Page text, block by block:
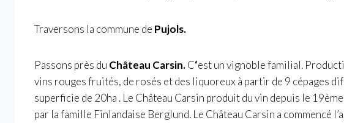
Traversons la commune de Pujols.
Passons près du Château Carsin.C‘est un vignoble familial.
vins rouges fruités, de rosés et des liquoreux à partir de 9 cépages
superficie de 20ha . Le Château Carsin produit du vin depuis le
par la famille Finlandaise Berglund. Le Château Carsin a commencé